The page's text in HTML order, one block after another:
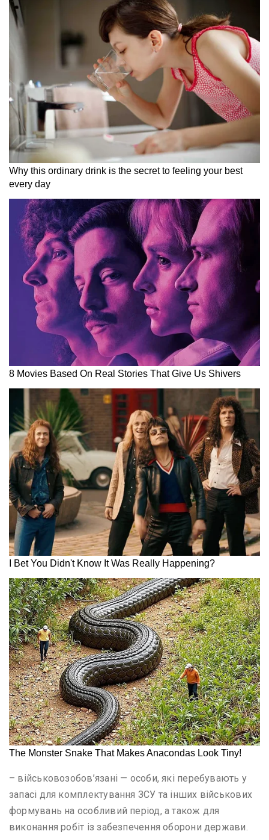
– військовозобов’язані — особи, які перебувають у
запасі для комплектування ЗСУ та інших військових
формувань на особливий період, а також для
виконання робіт із забезпечення оборони держави.